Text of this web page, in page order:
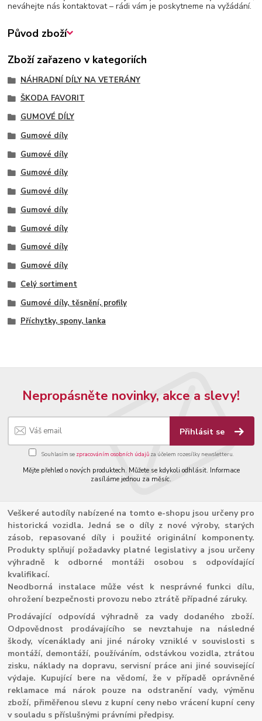
neváhejte nás kontaktovat – rádi vám je poskytneme na vyžádání.
Původ zboží
Zboží zařazeno v kategoriích
NÁHRADNÍ DÍLY NA VETERÁNY
ŠKODA FAVORIT
GUMOVÉ DÍLY
Gumové díly
Gumové díly
Gumové díly
Gumové díly
Gumové díly
Gumové díly
Gumové díly
Gumové díly
Celý sortiment
Gumové díly, těsnění, profily
Příchytky, spony, lanka
Nepropásněte novinky, akce a slevy!
Přihlásit se
Souhlasím se zpracováním osobních údajůza účelem rozesílky newsletteru.
Mějte přehled o nových produktech. Můžete se kdykoli odhlásit. Informace
zasíláme jednou za měsíc.
Veškeré autodíly nabízené na tomto e-shopu jsou určeny pro
historická vozidla. Jedná se o díly z nové výroby, starých
zásob, repasované díly i použité originální komponenty.
Produkty splňují požadavky platné legislativy a jsou určeny
výhradně k odborné montáži osobou s odpovídající
kvalifikací.
Neodborná instalace může vést k nesprávné funkci dílu,
ohrožení bezpečnosti provozu nebo ztrátě případné záruky.
Prodávající odpovídá výhradně za vady dodaného zboží.
Odpovědnost prodávajícího se nevztahuje na následné
škody, vícenáklady ani jiné nároky vzniklé v souvislosti s
montáží, demontáží, používáním, odstávkou vozidla, ztrátou
zisku, náklady na dopravu, servisní práce ani jiné související
výdaje. Kupující bere na vědomí, že v případě oprávněné
reklamace má nárok pouze na odstranění vady, výměnu
zboží, přiměřenou slevu z kupní ceny nebo vrácení kupní ceny
v souladu s příslušnými právními předpisy.